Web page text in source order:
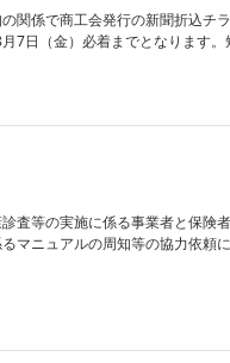
関係で商工会発行の新聞折込チラ
7日（金）必着までとなります。
査等の実施に係る事業者と保険者
マニュアルの周知等の協力依頼に